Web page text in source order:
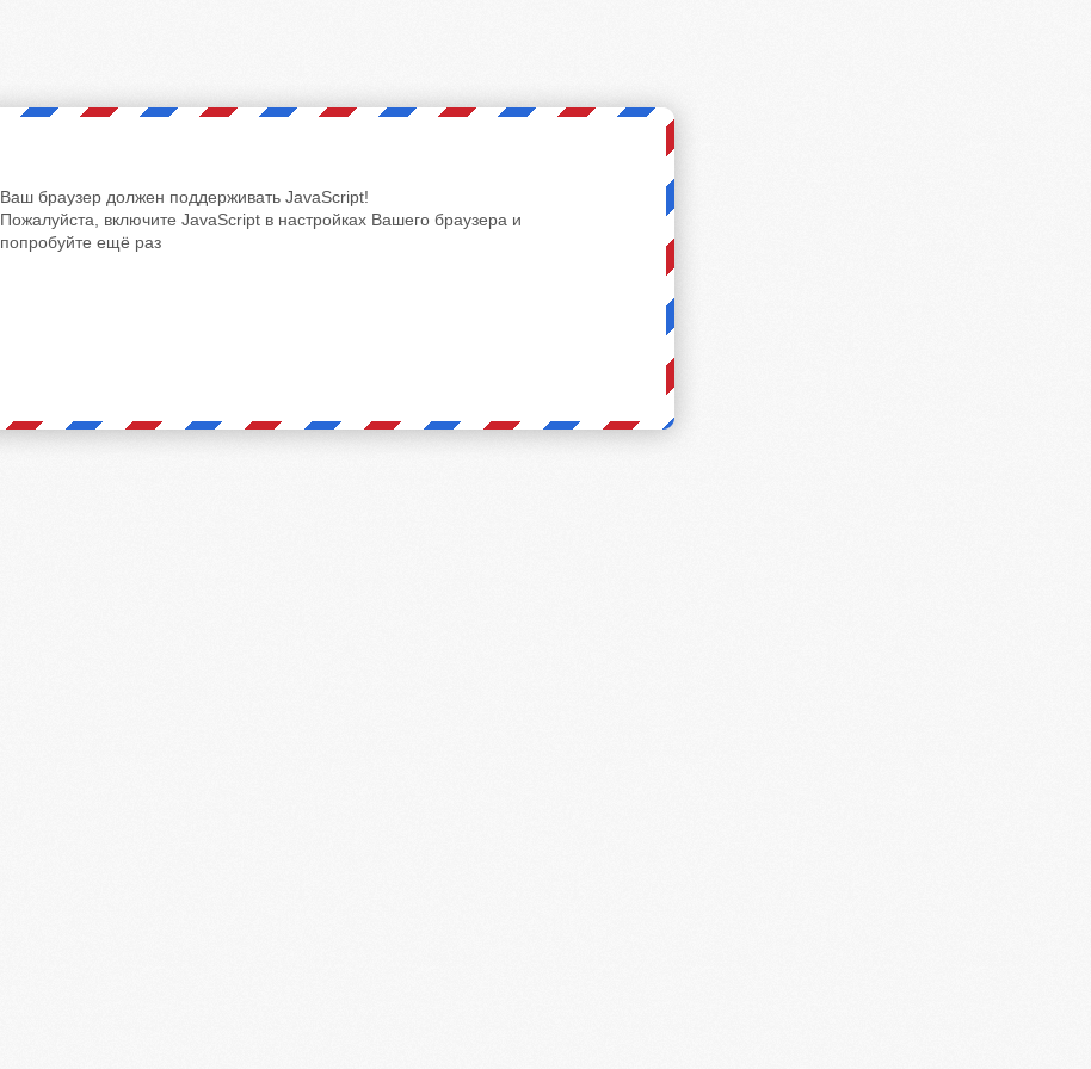
Ваш браузер должен поддерживать JavaScript!
Пожалуйста, включите JavaScript в настройках Вашего браузера и
попробуйте ещё раз